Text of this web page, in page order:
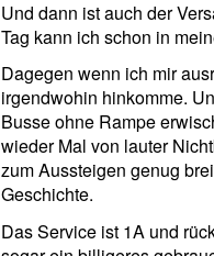
Und dann ist auch der
Tag kann ich schon in
Dagegen wenn ich mir
irgendwohin hinkomme.
Busse ohne Rampe
wieder Mal von lauter
zum Aussteigen genug
Geschichte.
Das Service ist 1A und